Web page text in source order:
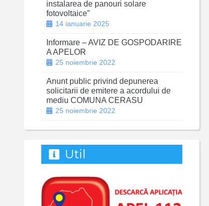
instalarea de panouri solare
fotovoltaice”
14 ianuarie 2025
Informare – AVIZ DE GOSPODARIRE
A APELOR
25 noiembrie 2022
Anunt public privind depunerea
solicitarii de emitere a acordului de
mediu COMUNA CERASU
25 noiembrie 2022
Util